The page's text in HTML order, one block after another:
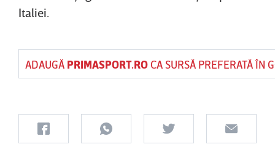
Italiei.
ADAUGĂ PRIMASPORT.ROCA SURSĂ PREFERATĂ ÎN